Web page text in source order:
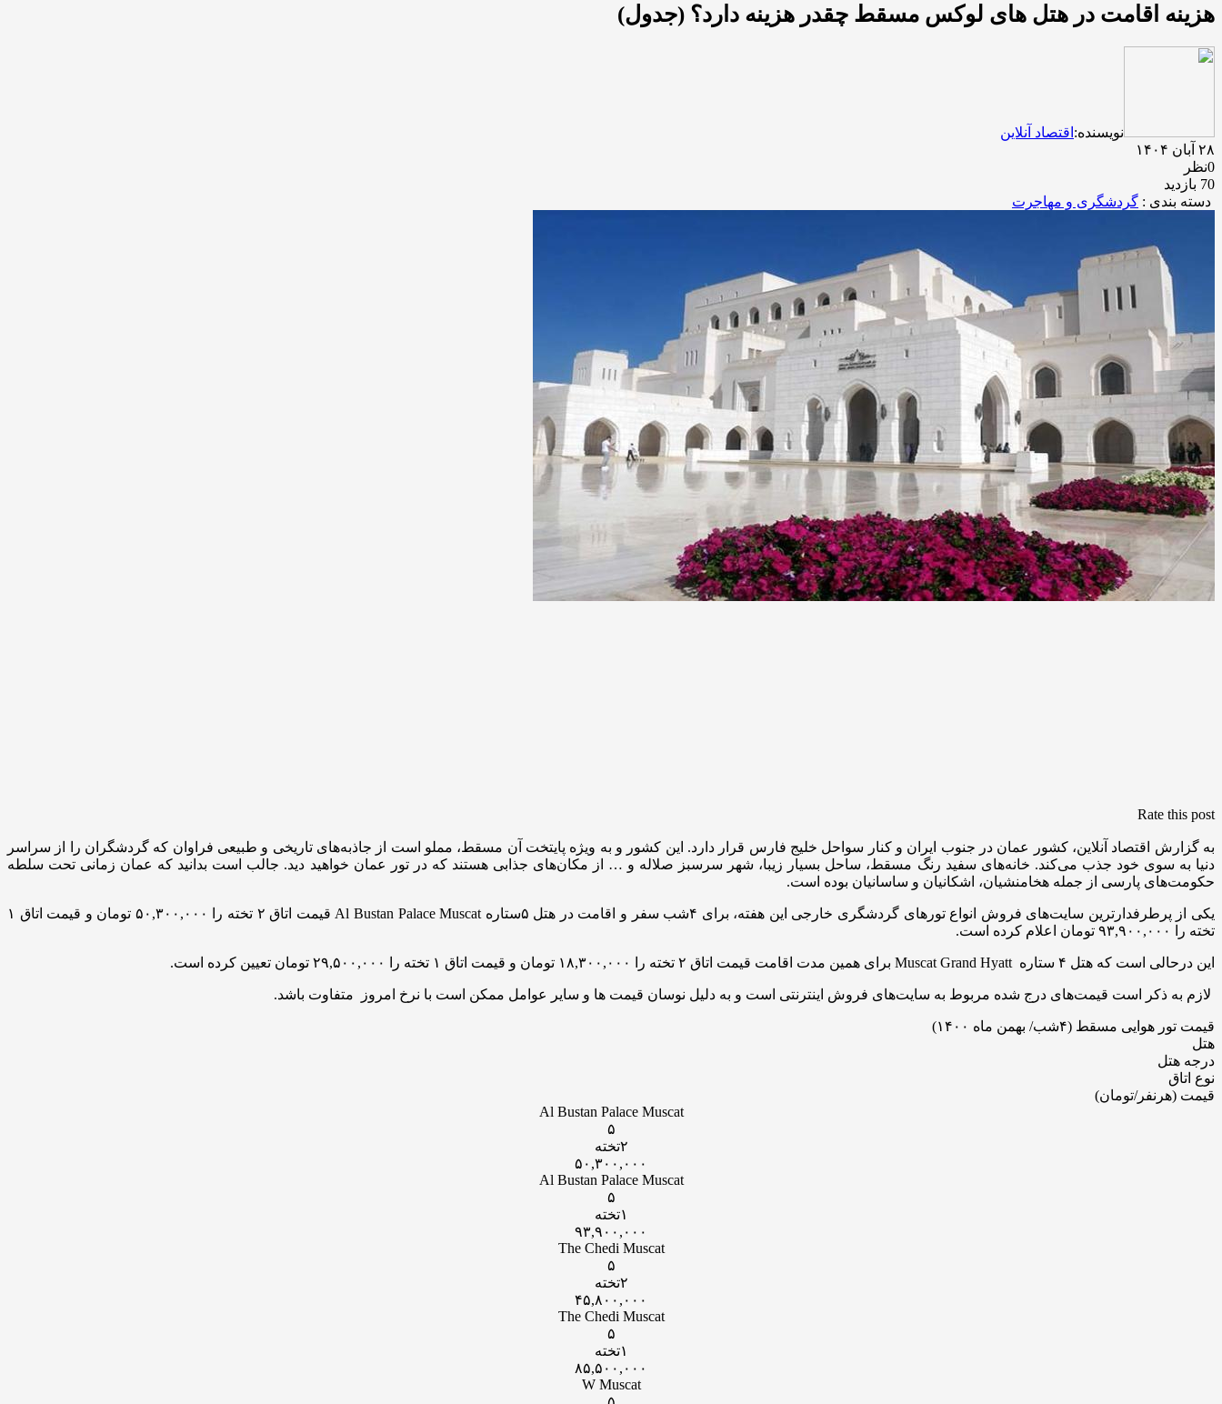
هزینه اقامت در هتل های لوکس مسقط چقدر هزینه دارد؟ (جدول)
نویسنده: اقتصاد آنلاین
۲۸ آبان ۱۴۰۴
0نظر
70 بازدید
دسته بندی : گردشگری و مهاجرت
Rate this post
به گزارش اقتصاد آنلاین، کشور عمان در جنوب ایران و کنار سواحل خلیج فارس قرار دارد. این کشور و به ویژه پایتخت آن مسقط، مملو است از جاذبه‌های تاریخی و طبیعی فراوان که گردشگران را از سراسر
دنیا به سوی خود جذب می‌کند. خانه‌های سفید رنگ مسقط، ساحل بسیار زیبا، شهر سرسبز صلاله و … از مکان‌های جذابی هستند که در تور عمان خواهید دید. جالب است بدانید که عمان زمانی تحت سلطه
حکومت‌های پارسی از جمله هخامنشیان، اشکانیان و ساسانیان بوده است.
یکی از پرطرفدارترین سایت‌های فروش انواع تورهای گردشگری خارجی این هفته، برای ۴شب سفر و اقامت در هتل ۵ستاره Al Bustan Palace Muscat قیمت اتاق ۲ تخته را ۵۰,۳۰۰,۰۰۰ تومان و قیمت اتاق ۱
تخته را ۹۳,۹۰۰,۰۰۰ تومان اعلام کرده است.
این درحالی است که هتل ۴ ستاره Muscat Grand Hyatt برای همین مدت اقامت قیمت اتاق ۲ تخته را ۱۸,۳۰۰,۰۰۰ تومان و قیمت اتاق ۱ تخته را ۲۹,۵۰۰,۰۰۰ تومان تعیین کرده است.
لازم به ذکر است قیمت‌های درج شده مربوط به سایت‌های فروش اینترنتی است و به دلیل نوسان قیمت ها و سایر عوامل ممکن است با نرخ امروز متفاوت باشد.
قیمت تور هوایی مسقط (۴شب/ بهمن ماه ۱۴۰۰)
هتل
درجه هتل
نوع اتاق
قیمت (هرنفر/تومان)
Al Bustan Palace Muscat
۵
۲تخته
۵۰,۳۰۰,۰۰۰
Al Bustan Palace Muscat
۵
۱تخته
۹۳,۹۰۰,۰۰۰
The Chedi Muscat
۵
۲تخته
۴۵,۸۰۰,۰۰۰
The Chedi Muscat
۵
۱تخته
۸۵,۵۰۰,۰۰۰
W Muscat